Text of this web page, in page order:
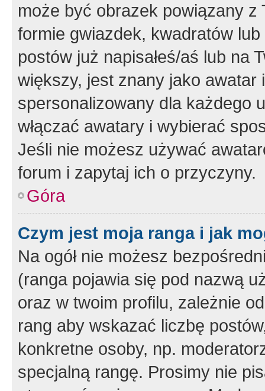
może być obrazek powiązany z
formie gwiazdek, kwadratów
postów już napisałeś/aś lub na
większy, jest znany jako
spersonalizowany dla każdego
włączać awatary i wybierać
Jeśli nie możesz używać
forum i zapytaj ich o przyczyny.
Góra
Czym jest moja ranga i jak
Na ogół nie możesz
(ranga pojawia się pod nazwą
oraz w twoim profilu, zależnie
rang aby wskazać liczbę
konkretne osoby, np.
specjalną rangę. Prosimy nie